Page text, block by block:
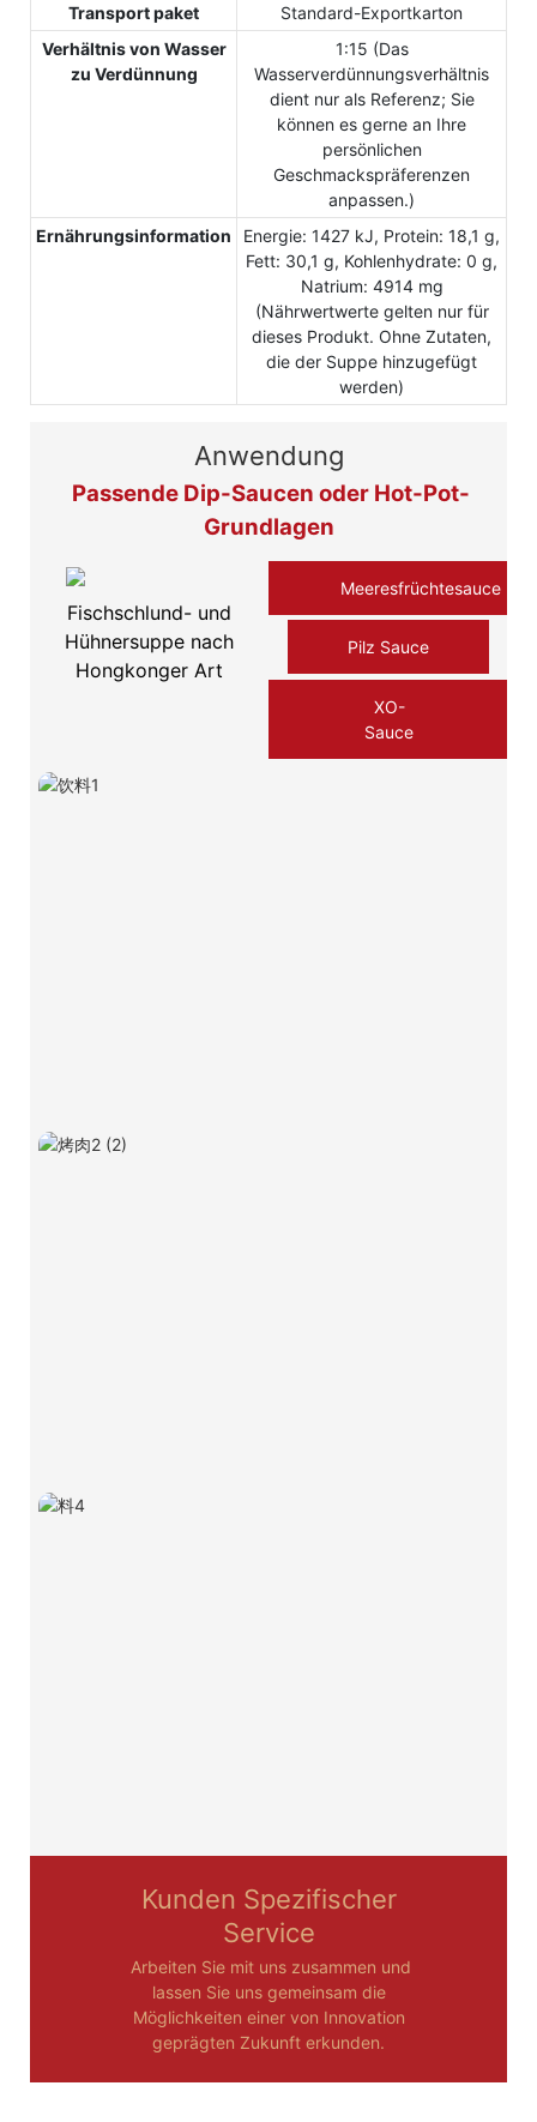
Transport paket
Standard-Exportkarton
Verhältnis von Wasser
zu Verdünnung
1:15 (Das
Wasserverdünnungsverhältnis
dient nur als Referenz; Sie
können es gerne an Ihre
persönlichen
Geschmackspräferenzen
anpassen.)
Ernährungsinformation
Energie: 1427 kJ, Protein: 18,1 g,
Fett: 30,1 g, Kohlenhydrate: 0 g,
Natrium: 4914 mg
(Nährwertwerte gelten nur für
dieses Produkt. Ohne Zutaten,
die der Suppe hinzugefügt
werden)
Anwendung
Passende Dip-Saucen oder Hot-Pot-
Grundlagen
Fischschlund- und
Hühnersuppe nach
Hongkonger Art
Meeresfrüchtesauce
Pilz Sauce
XO-
Sauce
Kunden Spezifischer
Service
Arbeiten Sie mit uns zusammen und
lassen Sie uns gemeinsam die
Möglichkeiten einer von Innovation
geprägten Zukunft erkunden.